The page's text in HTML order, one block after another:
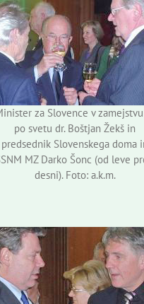
za Slovence v
po svetu dr. Boštjan Žekš in
predsednik Slovenskega doma
MZ Darko Šonc (od leve
desni). Foto: a.k.m.